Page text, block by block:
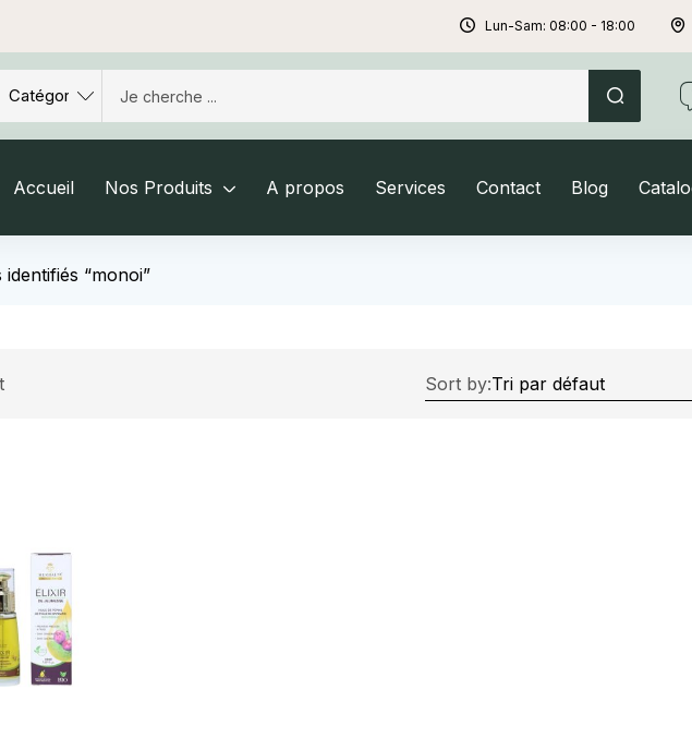
Lun-Sam: 08:00 - 18:00
Accueil Nos Produits A propos Services Contact Blog
identifiés “monoi”
Sort by: